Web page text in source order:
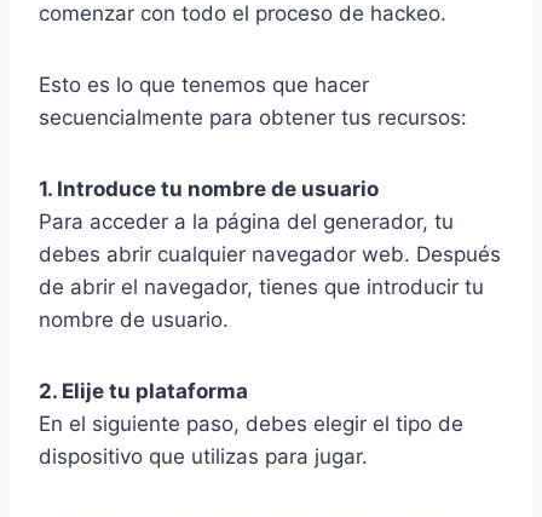
comenzar con todo el proceso de hackeo.
Esto es lo que tenemos que hacer
secuencialmente para obtener tus recursos:
1. Introduce tu nombre de usuario
Para acceder a la página del generador, tu
debes abrir cualquier navegador web. Después
de abrir el navegador, tienes que introducir tu
nombre de usuario.
2. Elije tu plataforma
En el siguiente paso, debes elegir el tipo de
dispositivo que utilizas para jugar.